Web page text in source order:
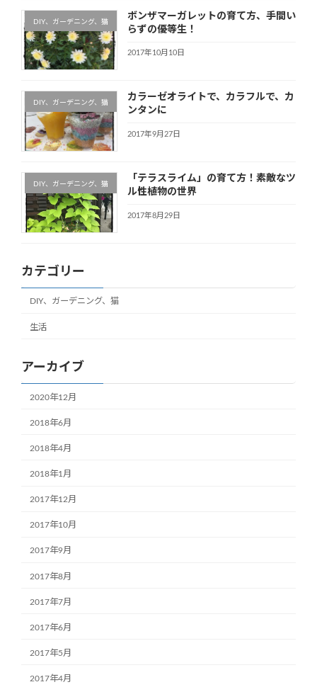
DIY、ガーデニング、猫
ボンザマーガレットの育て方、手間い
らずの優等生！
2017年10月10日
DIY、ガーデニング、猫
カラーゼオライトで、カラフルで、カ
ンタンに
2017年9月27日
DIY、ガーデニング、猫
「テラスライム」の育て方！素敵なツ
ル性植物の世界
2017年8月29日
カテゴリー
DIY、ガーデニング、猫
生活
アーカイブ
2020年12月
2018年6月
2018年4月
2018年1月
2017年12月
2017年10月
2017年9月
2017年8月
2017年7月
2017年6月
2017年5月
2017年4月